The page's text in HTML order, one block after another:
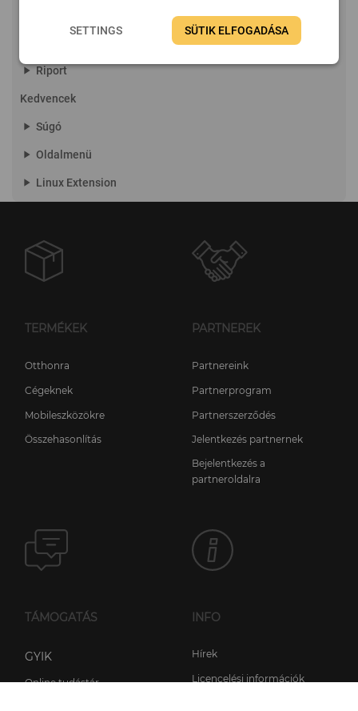
play_arrow Riport
Kedvencek
play_arrow Súgó
play_arrow Oldalmenü
play_arrow Linux Extension
TERMÉKEK
Otthonra
Cégeknek
Mobileszközökre
Összehasonlítás
PARTNEREK
Partnereink
Partnerprogram
Partnerszerződés
Jelentkezés partnernek
Bejelentkezés a
partneroldalra
TÁMOGATÁS
GYIK
Online tudástár
INFO
Hírek
Licencelési információk
SETTINGS SÜTIK ELFOGADÁSA